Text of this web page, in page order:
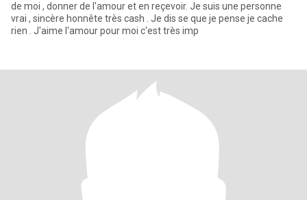
de moi , donner de l'amour et en reçevoir. Je suis une personne
vrai , sincère honnête très cash . Je dis se que je pense je cache
rien . J'aime l'amour pour moi c'est très imp